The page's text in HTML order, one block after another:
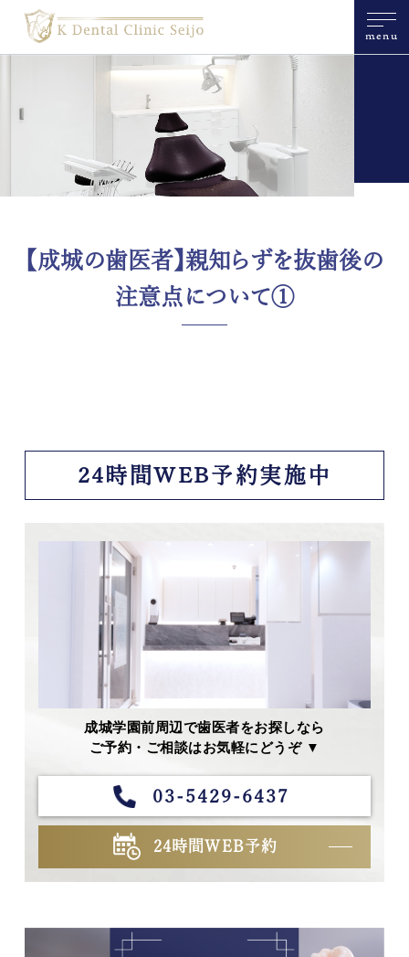
menu
【成城の歯医者】親知らずを抜歯後の
注意点について①
24時間WEB予約実施中
成城学園前周辺で歯医者をお探しなら
ご予約・ご相談はお気軽にどうぞ ▼
03-5429-6437
24時間WEB予約